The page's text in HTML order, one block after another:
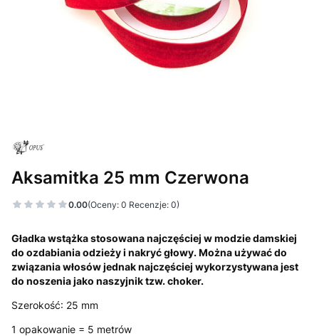
Aksamitka 25 mm Czerwona
0.00(Oceny: 0 Recenzje: 0)
Gładka wstążka stosowana najczęściej w modzie damskiej
do ozdabiania odzieży i nakryć głowy. Można używać do
związania włosów jednak najczęściej wykorzystywana jest
do noszenia jako naszyjnik tzw. choker.
Szerokość: 25 mm
1 opakowanie = 5 metrów